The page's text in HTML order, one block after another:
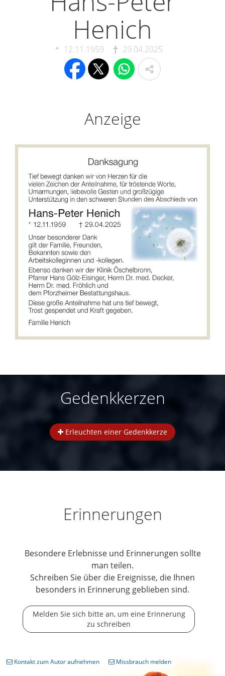
Henich
12.11.1959 29.04.2025
Anzeige
Gedenkkerzen
Erleuchten einer Gedenkkerze
Erinnerungen
Besondere Erlebnisse und Erinnerungen sollte
man teilen.
Schreiben Sie über die Ereignisse, die Ihnen
besonders in Erinnerung geblieben sind.
Melden Sie sich bitte an, um eine Erinnerung
zu schreiben
Kontakt zum Autor aufnehmen Missbrauch melden